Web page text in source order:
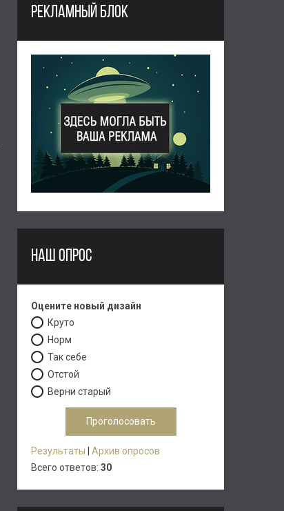
РЕКЛАМНЫЙ БЛОК
НАШ ОПРОС
Оцените новый дизайн
Круто
Норм
Так себе
Отстой
Верни старый
Результаты
Архив опросов
Всего ответов: 30